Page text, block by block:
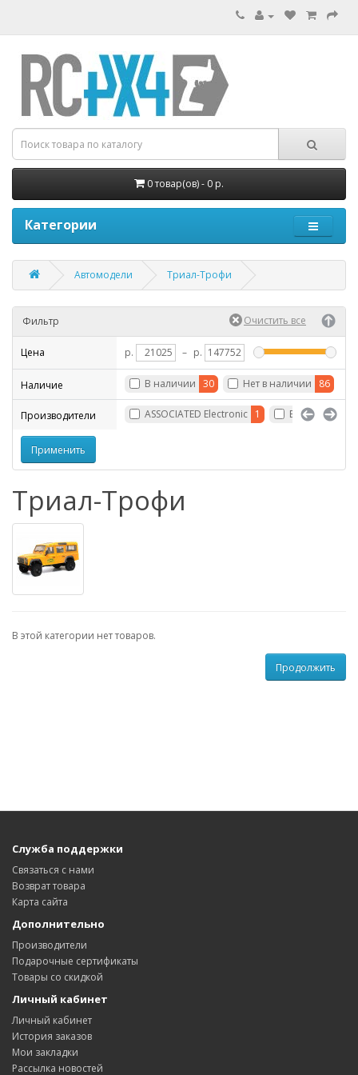
0 товар(ов) - 0 р.
Категории
Автомодели Триал-Трофи
Фильтр
Цена р. – р.
Наличие В наличии 30 Нет в наличии 86
Производители ASSOCIATED Electronic 1 Boom Racing
Триал-Трофи
В этой категории нет товаров.
Продолжить
Служба поддержки
Связаться с нами
Возврат товара
Карта сайта
Дополнительно
Производители
Подарочные сертификаты
Товары со скидкой
Личный кабинет
Личный кабинет
История заказов
Мои закладки
Рассылка новостей